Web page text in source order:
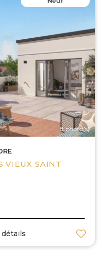
8 photo(s)
VIEUX SAINT
détails